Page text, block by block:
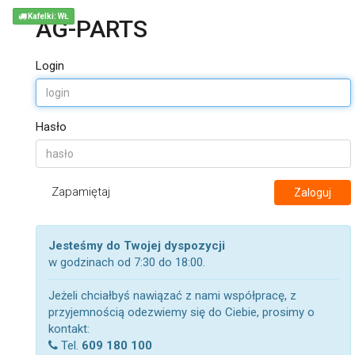
AG-PARTS
Login
Hasło
Zapamiętaj Zaloguj
Jesteśmy do Twojej dyspozycji
w godzinach od 7:30 do 18:00.
Jeżeli chciałbyś nawiązać z nami współpracę, z
przyjemnością odezwiemy się do Ciebie, prosimy o
kontakt:
Tel. 609 180 100
Kafelki: WŁ